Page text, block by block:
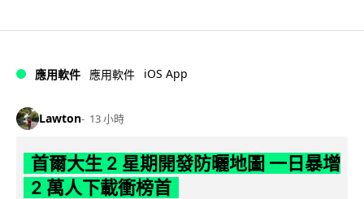
應用軟件 應用軟件 iOS App
Lawton 13 小時
首爾大生 2 星期開發防曬地圖 一日暴增
2 萬人下載衝榜首